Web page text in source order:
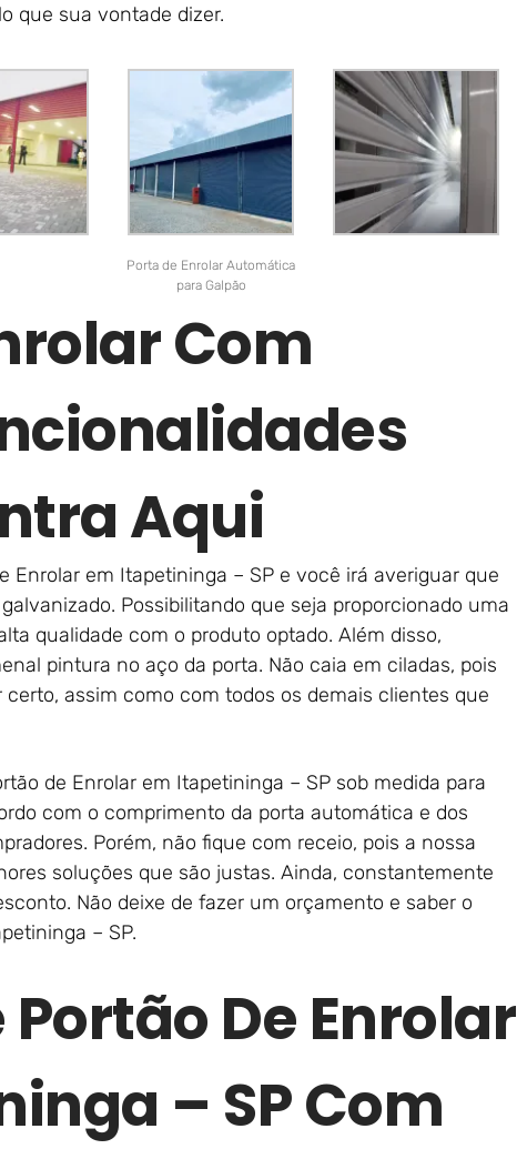
que sua vontade dizer.
Porta de Enrolar Automática
para Galpão
Com
Aqui
Enrolar em Itapetininga – SP e você irá averiguar que
Possibilitando que seja proporcionado uma
qualidade com o produto optado. Além disso,
pintura no aço da porta. Não caia em ciladas, pois
assim como com todos os demais clientes que
de Enrolar em Itapetininga – SP sob medida para
com o comprimento da porta automática e dos
Porém, não fique com receio, pois a nossa
soluções que são justas. Ainda, constantemente
Não deixe de fazer um orçamento e saber o
– SP.
De Enrolar
– SP Com